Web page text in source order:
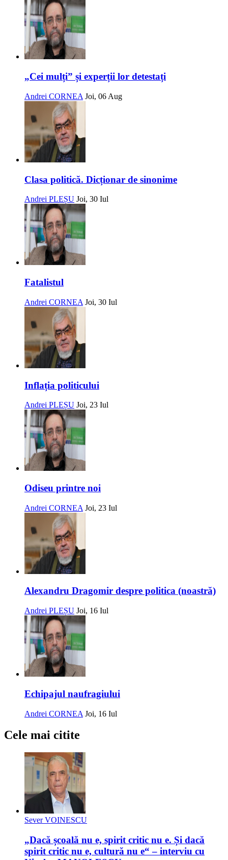
„Cei mulți” și experții lor detestați
Andrei CORNEA Joi, 06 Aug
Clasa politică. Dicționar de sinonime
Andrei PLEȘU Joi, 30 Iul
Fatalistul
Andrei CORNEA Joi, 30 Iul
Inflația politicului
Andrei PLEȘU Joi, 23 Iul
Odiseu printre noi
Andrei CORNEA Joi, 23 Iul
Alexandru Dragomir despre politica (noastră)
Andrei PLEȘU Joi, 16 Iul
Echipajul naufragiului
Andrei CORNEA Joi, 16 Iul
Cele mai citite
Sever VOINESCU
„Dacă școală nu e, spirit critic nu e. Și dacă
spirit critic nu e, cultură nu e“ – interviu cu